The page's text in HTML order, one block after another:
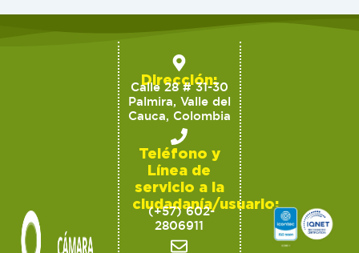
Dirección:
Calle 28 # 31-30
Palmira, Valle del
Cauca, Colombia
Teléfono y
Línea de
servicio a la
ciudadanía/usuario:
(+57) 602-
2806911